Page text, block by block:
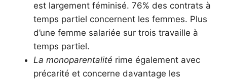
est largement féminisé. 76% des contrats à
temps partiel concernent les femmes. Plus
d’une femme salariée sur trois travaille à
temps partiel.
La monoparentalité rime également avec
précarité et concerne davantage les